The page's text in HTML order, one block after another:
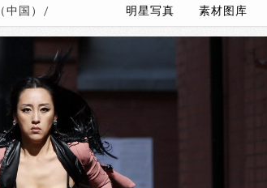
（中国）/ 明星写真 素材图库